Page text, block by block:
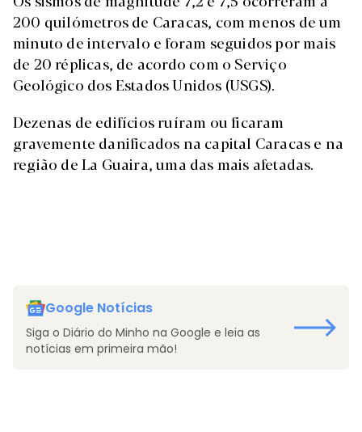
200 quilómetros de Caracas, com menos de um
minuto de intervalo e foram seguidos por mais
de 20 réplicas, de acordo com o Serviço
Geológico dos Estados Unidos (USGS).
Dezenas de edifícios ruíram ou ficaram
gravemente danificados na capital Caracas e na
região de La Guaira, uma das mais afetadas.
Google Notícias
Siga o Diário do Minho na Google e leia as
notícias em primeira mão!